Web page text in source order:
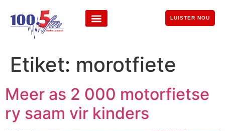
LUISTER NOU
Etiket: morotfiete
Meer as 2 000 motorfietse
ry saam vir kinders